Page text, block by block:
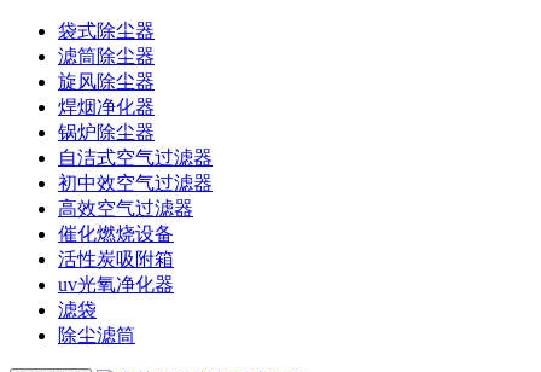
袋式除尘器
滤筒除尘器
旋风除尘器
焊烟净化器
锅炉除尘器
自洁式空气过滤器
初中效空气过滤器
高效空气过滤器
催化燃烧设备
活性炭吸附箱
uv光氧净化器
滤袋
除尘滤筒